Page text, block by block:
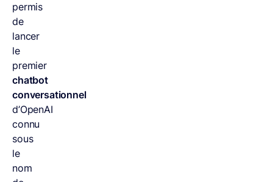
permis
de
lancer
le
premier
chatbot
conversationnel
d’OpenAI
connu
sous
le
nom